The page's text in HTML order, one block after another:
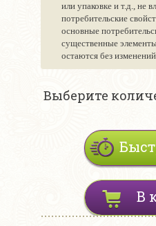
или упаковке и т.д., не
потребительские
основные
существенные
остаются без
Выберите
В